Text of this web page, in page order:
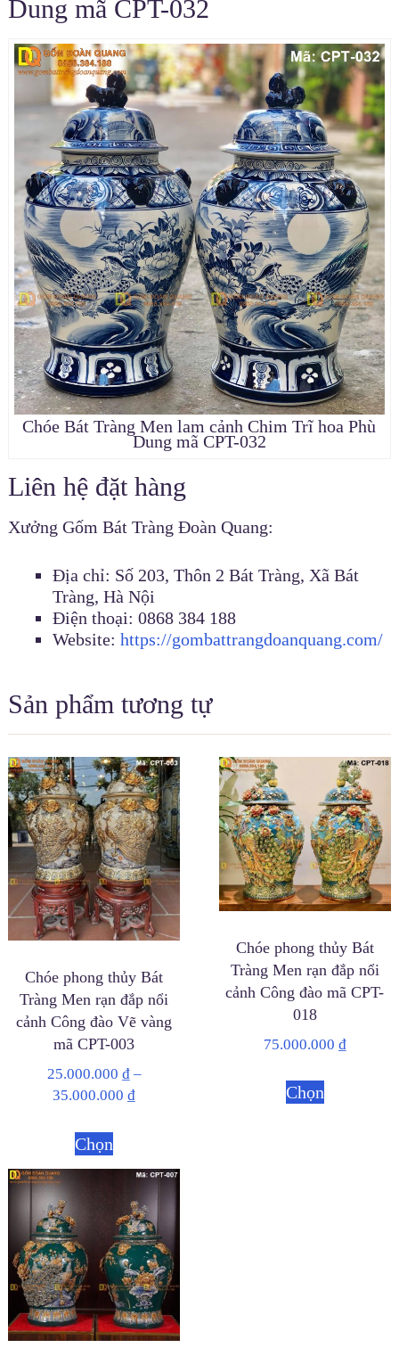
Dung mã CPT-032
Chóe Bát Tràng Men lam cảnh Chim Trĩ hoa Phù
Dung mã CPT-032
Liên hệ đặt hàng
Xưởng Gốm Bát Tràng Đoàn Quang:
Địa chỉ: Số 203, Thôn 2 Bát Tràng, Xã Bát
Tràng, Hà Nội
Điện thoại: 0868 384 188
Website: https://gombattrangdoanquang.com/
Sản phẩm tương tự
Chóe phong thủy Bát
Tràng Men rạn đắp nổi
cảnh Công đào Vẽ vàng
mã CPT-003
25.000.000 ₫ –
35.000.000₫
Chọn
Chóe phong thủy Bát
Tràng Men rạn đắp nổi
cảnh Công đào mã CPT-
018
75.000.000 ₫
Chọn